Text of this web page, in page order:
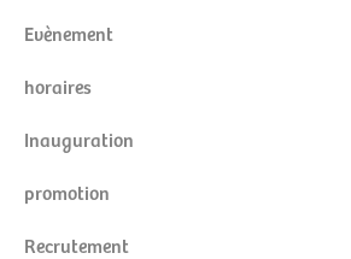
Evènement
horaires
Inauguration
promotion
Recrutement